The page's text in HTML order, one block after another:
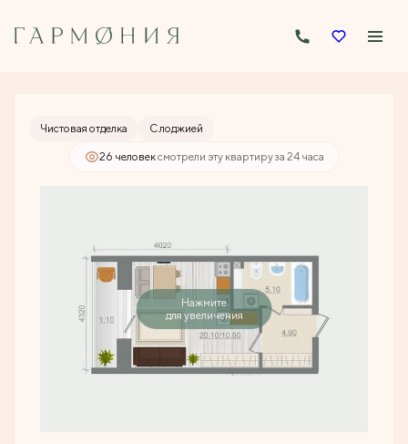
Студия30 м2
5 219 136 руб.
Чистовая отделка С лоджией
26 человексмотрели эту квартиру за 24 часа
Нажмите
для увеличения